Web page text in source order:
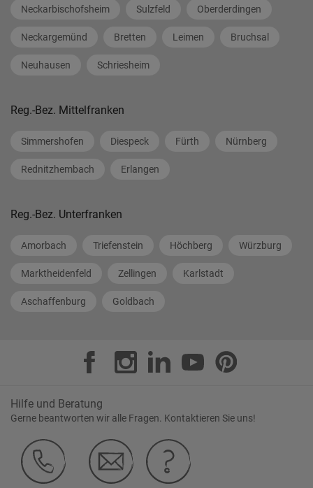
Neckarbischofsheim Sulzfeld Oberderdingen
Neckargemünd Bretten Leimen Bruchsal
Neuhausen Schriesheim
Reg.-Bez. Mittelfranken
Simmershofen Diespeck Fürth Nürnberg
Rednitzhembach Erlangen
Reg.-Bez. Unterfranken
Amorbach Triefenstein Höchberg Würzburg
Marktheidenfeld Zellingen Karlstadt
Aschaffenburg Goldbach
Hilfe und Beratung
Gerne beantworten wir alle Fragen. Kontaktieren Sie uns!